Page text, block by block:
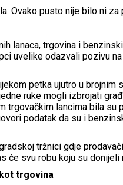
Ovako pusto nije bilo ni za
lanaca, trgovina i
uvelike odazvali pozivu
petka ujutro u brojnim
ruke mogli izbrojati
trgovačkim lancima bila su
podatak da su i
tržnici gdje
će svu robu koju su donijeli
trgovina